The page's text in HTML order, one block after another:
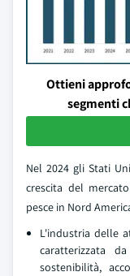
Ottieni
segmenti
Nel 2024 gli Stati
crescita del
pesce in Nord
L'industria delle
caratterizzata
sostenibilità,